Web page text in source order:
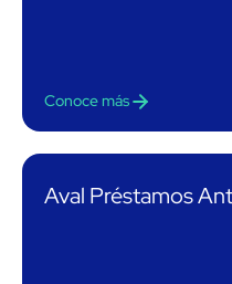
Conoce más
Aval Préstamos